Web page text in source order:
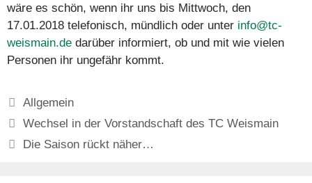
wäre es schön, wenn ihr uns bis Mittwoch, den
17.01.2018 telefonisch, mündlich oder unter info@tc-
weismain.de darüber informiert, ob und mit wie vielen
Personen ihr ungefähr kommt.
Kategorien
Allgemein
Wechsel in der Vorstandschaft des TC Weismain
Die Saison rückt näher…